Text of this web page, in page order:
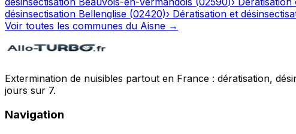
désinsectisation Bellenglise (02420)› Dératisation et
Voir toutes les communes du Aisne →
Extermination de nuisibles partout en France : dératisation,
jours sur 7.
Navigation